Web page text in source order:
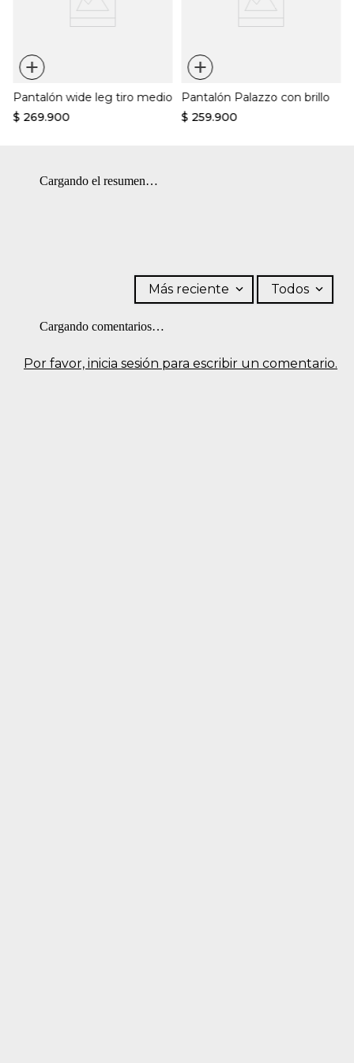
+
Pantalón wide leg tiro medio
$ 269.900
+
Pantalón Palazzo con brillo
$ 259.900
Cargando el resumen…
Por favor, inicia sesión para escribir un comentario.
Más reciente Todos
Cargando comentarios…